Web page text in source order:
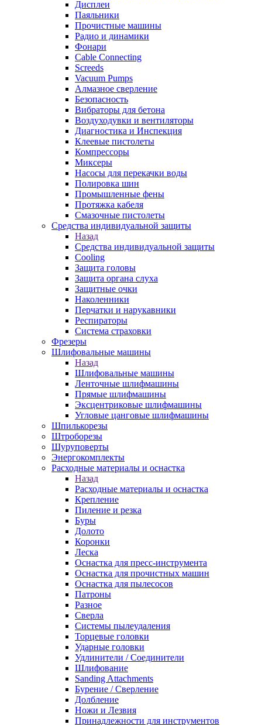
Дисплеи
Паяльники
Прочистные машины
Радио и динамики
Фонари
Cable Connecting
Screeds
Vacuum Pumps
Алмазное сверление
Безопасность
Вибраторы для бетона
Воздуходувки и вентиляторы
Диагностика и Инспекция
Клеевые пистолеты
Компрессоры
Миксеры
Насосы для перекачки воды
Полировка шин
Промышленные фены
Протяжка кабеля
Смазочные пистолеты
Средства индивидуальной защиты
Назад
Средства индивидуальной защиты
Cooling
Защита головы
Защита органа слуха
Защитные очки
Наколенники
Перчатки и нарукавники
Респираторы
Система страховки
Фрезеры
Шлифовальные машины
Назад
Шлифовальные машины
Ленточные шлифмашины
Прямые шлифмашины
Эксцентриковые шлифмашины
Угловые цанговые шлифмашины
Шпилькорезы
Штроборезы
Шуруповерты
Энергокомплекты
Расходные материалы и оснастка
Назад
Расходные материалы и оснастка
Крепление
Пиление и резка
Буры
Долото
Коронки
Леска
Оснастка для пресс-инструмента
Оснастка для прочистных машин
Оснастка для пылесосов
Патроны
Разное
Сверла
Системы пылеудаления
Торцевые головки
Ударные головки
Удлинители / Соединители
Шлифование
Sanding Attachments
Бурение / Сверление
Долбление
Ножи и Лезвия
Принадлежности для инструментов